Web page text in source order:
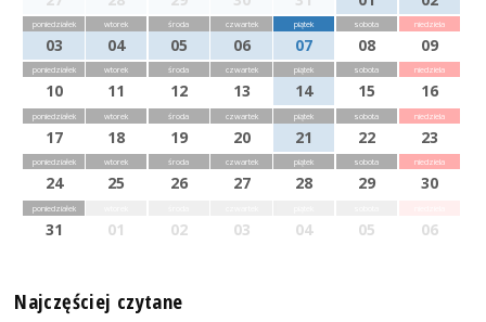
poniedziałek
03
wtorek
04
środa
05
czwartek
06
piątek
07
sobota
08
niedziela
09
poniedziałek
10
wtorek
11
środa
12
czwartek
13
piątek
14
sobota
15
niedziela
16
poniedziałek
17
wtorek
18
środa
19
czwartek
20
piątek
21
sobota
22
niedziela
23
poniedziałek
24
wtorek
25
środa
26
czwartek
27
piątek
28
sobota
29
niedziela
30
poniedziałek
31 01 02 03 04 05 06
Najczęściej czytane